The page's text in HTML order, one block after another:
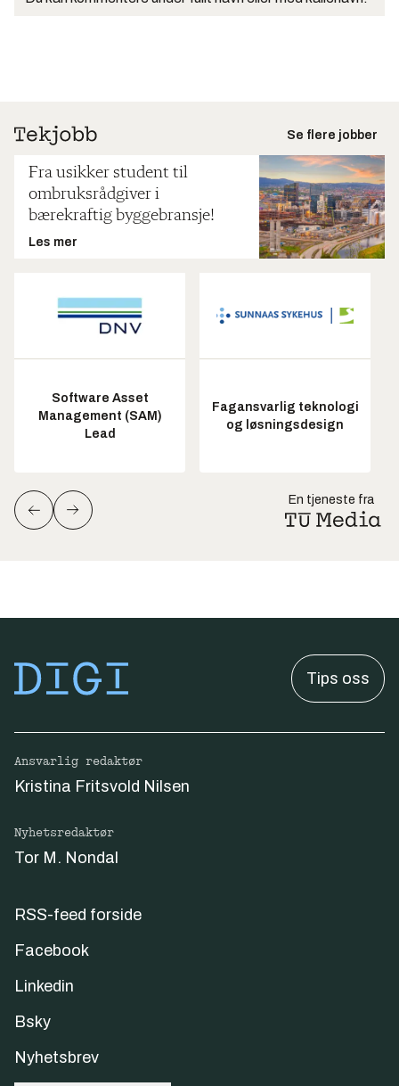
Se flere jobber
Fra usikker student til
ombruksrådgiver i
bærekraftig byggebransje!
Les mer
Software Asset
Management (SAM)
Lead
Fagansvarlig teknologi
og løsningsdesign
En tjeneste fra
Tips oss
Ansvarlig redaktør
Kristina Fritsvold Nilsen
Nyhetsredaktør
Tor M. Nondal
RSS-feed forside
Facebook
Linkedin
Bsky
Nyhetsbrev